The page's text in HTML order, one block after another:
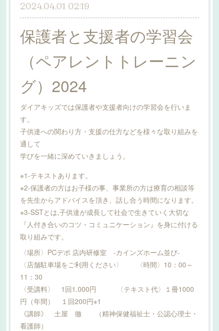
2024.04.01 02:19
保護者と支援者の学習会
（ペアレントトレーニン
グ）2024
ダイアキッズでは保護者や支援者向けの学習会を行いま
す。
子供達への関わり方・支援の仕方などを様々な取り組みを
通して
学びを一緒に深めていきましょう。
※1-テキストあります。
※2-保護者の方はお子様の事、事業所の方は療育の相談等
を先生からアドバイスを頂き、話し合う時間になります。
※3-SSTとは,子供達が成長して社会で生きていく大切な
『人付き合いのコツ・コミュニケーション』を身に付ける
取り組みです。
〈場所〉PCデポ 店内研修室 ‐カインズホーム並び‐
〈店舗駐車場をご利用ください〉 〈時間〉10：00～
11：30
〈受講料〉 1回1.000円 〈テキスト代〉１冊1000
円（年間） １回200円※1
《講師》 土屋 徹 （精神保健福祉士・公認心理士・
看護師）